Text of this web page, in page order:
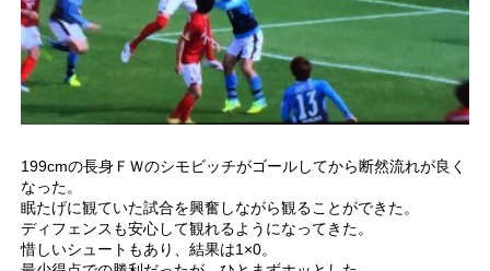
199cmの長身ＦＷのシモビッチがゴールしてから断然流れが良く
なった。
眠たげに観ていた試合を興奮しながら観ることができた。
ディフェンスも安心して観れるようになってきた。
惜しいシュートもあり、結果は1×0。